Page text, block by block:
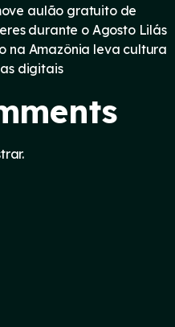
aulão gratuito de
durante o Agosto Lilás
na Amazônia leva cultura
digitais